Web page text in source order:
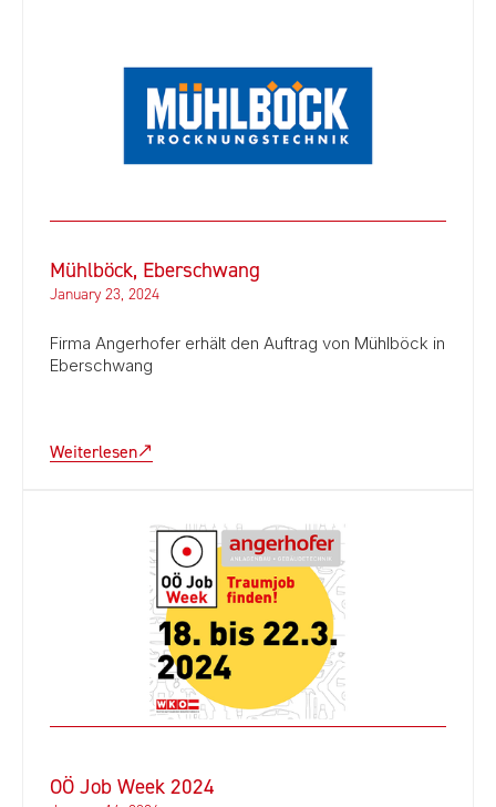
Mühlböck, Eberschwang
January 23, 2024
Firma Angerhofer erhält den Auftrag von Mühlböck in
Eberschwang
Weiterlesen
OÖ Job Week 2024